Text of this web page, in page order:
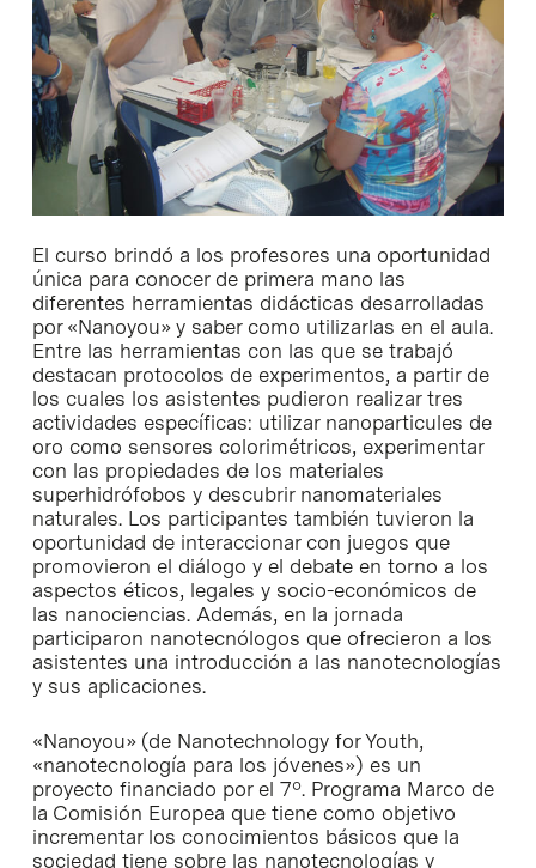
El curso brindó a los profesores una oportunidad
única para conocer de primera mano las
diferentes herramientas didácticas desarrolladas
por «Nanoyou» y saber como utilizarlas en el aula.
Entre las herramientas con las que se trabajó
destacan protocolos de experimentos, a partir de
los cuales los asistentes pudieron realizar tres
actividades específicas: utilizar nanoparticules de
oro como sensores colorimétricos, experimentar
con las propiedades de los materiales
superhidrófobos y descubrir nanomateriales
naturales. Los participantes también tuvieron la
oportunidad de interaccionar con juegos que
promovieron el diálogo y el debate en torno a los
aspectos éticos, legales y socio-económicos de
las nanociencias. Además, en la jornada
participaron nanotecnólogos que ofrecieron a los
asistentes una introducción a las nanotecnologías
y sus aplicaciones.
«Nanoyou» (de Nanotechnology for Youth,
«nanotecnología para los jóvenes») es un
proyecto financiado por el 7º. Programa Marco de
la Comisión Europea que tiene como objetivo
incrementar los conocimientos básicos que la
sociedad tiene sobre las nanotecnologías y